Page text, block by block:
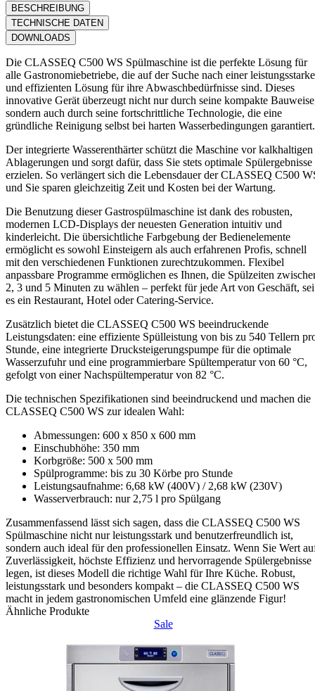
BESCHREIBUNG
TECHNISCHE DATEN
DOWNLOADS
Die CLASSEQ C500 WS Spülmaschine ist die perfekte Lösung für
alle Gastronomiebetriebe, die auf der Suche nach einer
und effizienten Lösung für ihre Abwaschbedürfnisse sind. Dieses
innovative Gerät überzeugt nicht nur durch seine kompakte
sondern auch durch seine fortschrittliche Technologie, die eine
gründliche Reinigung selbst bei harten Wasserbedingungen garantiert.
Der integrierte Wasserenthärter schützt die Maschine vor kalkhaltigen
Ablagerungen und sorgt dafür, dass Sie stets optimale Spülergebnisse
erzielen. So verlängert sich die Lebensdauer der CLASSEQ C500
und Sie sparen gleichzeitig Zeit und Kosten bei der Wartung.
Die Benutzung dieser Gastrospülmaschine ist dank des robusten,
modernen LCD-Displays der neuesten Generation intuitiv und
kinderleicht. Die übersichtliche Farbgebung der Bedienelemente
ermöglicht es sowohl Einsteigern als auch erfahrenen Profis, schnell
mit den verschiedenen Funktionen zurechtzukommen. Flexibel
anpassbare Programme ermöglichen es Ihnen, die Spülzeiten
2, 3 und 5 Minuten zu wählen – perfekt für jede Art von Geschäft, sei
es ein Restaurant, Hotel oder Catering-Service.
Zusätzlich bietet die CLASSEQ C500 WS beeindruckende
Leistungsdaten: eine effiziente Spülleistung von bis zu 540 Tellern
Stunde, eine integrierte Drucksteigerungspumpe für die optimale
Wasserzufuhr und eine programmierbare Spültemperatur von 60 °C,
gefolgt von einer Nachspültemperatur von 82 °C.
Die technischen Spezifikationen sind beeindruckend und machen die
CLASSEQ C500 WS zur idealen Wahl:
Abmessungen: 600 x 850 x 600 mm
Einschubhöhe: 350 mm
Korbgröße: 500 x 500 mm
Spülprogramme: bis zu 30 Körbe pro Stunde
Leistungsaufnahme: 6,68 kW (400V) / 2,68 kW (230V)
Wasserverbrauch: nur 2,75 l pro Spülgang
Zusammenfassend lässt sich sagen, dass die CLASSEQ C500 WS
Spülmaschine nicht nur leistungsstark und benutzerfreundlich ist,
sondern auch ideal für den professionellen Einsatz. Wenn Sie Wert
Zuverlässigkeit, höchste Effizienz und hervorragende Spülergebnisse
legen, ist dieses Modell die richtige Wahl für Ihre Küche. Robust,
leistungsstark und besonders kompakt – die CLASSEQ C500 WS
macht in jedem gastronomischen Umfeld eine glänzende Figur!
Ähnliche Produkte
Sale